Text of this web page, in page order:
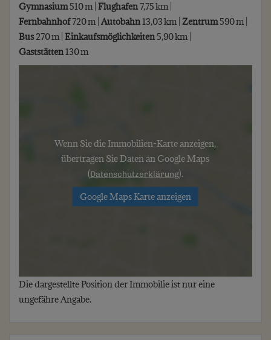
Gymnasium510 m | Flughafen7,75 km |
Fernbahnhof720 m | Autobahn13,03 km | Zentrum590 m |
Bus270 m | Einkaufsmöglichkeiten5,90 km |
Gaststätten130 m
Wenn Sie die Immobilien-Karte anzeigen,
übertragen Sie Daten an Google Maps
(Datenschutzerklärung).
Google Maps Karte anzeigen
Die dargestellte Position der Immobilie ist nur eine
ungefähre Angabe.